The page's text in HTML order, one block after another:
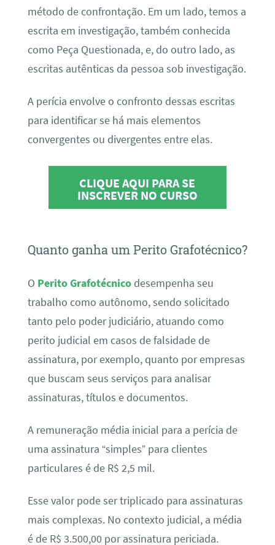
método de confrontação. Em um lado, temos a
escrita em investigação, também conhecida
como Peça Questionada, e, do outro lado, as
escritas autênticas da pessoa sob investigação.
A perícia envolve o confronto dessas escritas
para identificar se há mais elementos
convergentes ou divergentes entre elas.
CLIQUE AQUI PARA SE
INSCREVER NO CURSO
Quanto ganha um Perito Grafotécnico?
O Perito Grafotécnicodesempenha seu
trabalho como autônomo, sendo solicitado
tanto pelo poder judiciário, atuando como
perito judicial em casos de falsidade de
assinatura, por exemplo, quanto por empresas
que buscam seus serviços para analisar
assinaturas, títulos e documentos.
A remuneração média inicial para a perícia de
uma assinatura “simples” para clientes
particulares é de R$ 2,5 mil.
Esse valor pode ser triplicado para assinaturas
mais complexas. No contexto judicial, a média
é de R$ 3.500,00 por assinatura periciada.